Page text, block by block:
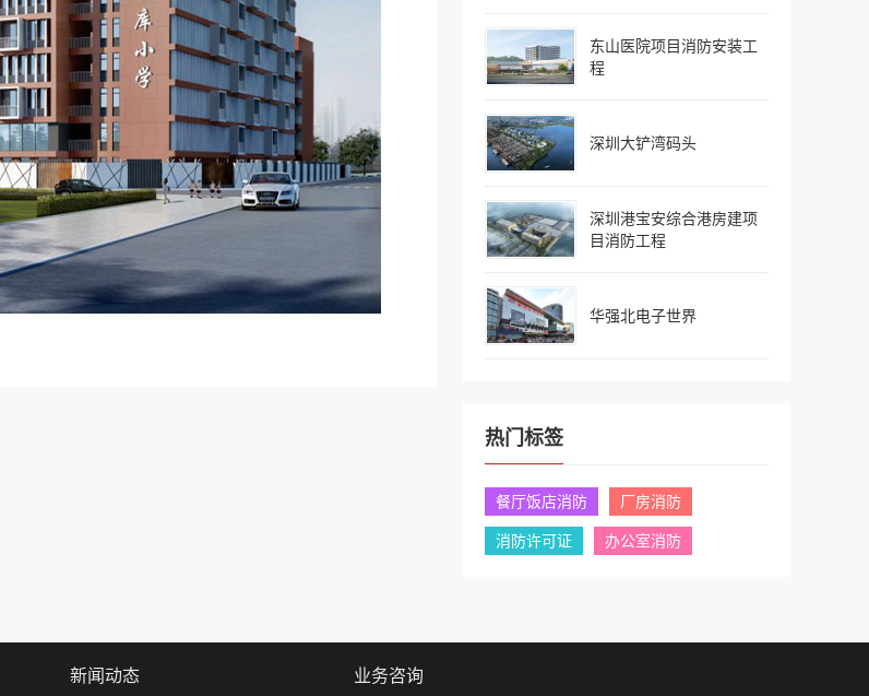
东山医院项目消防安装工
程
深圳大铲湾码头
深圳港宝安综合港房建项
目消防工程
华强北电子世界
热门标签
餐厅饭店消防 厂房消防
消防许可证 办公室消防
新闻动态 业务咨询